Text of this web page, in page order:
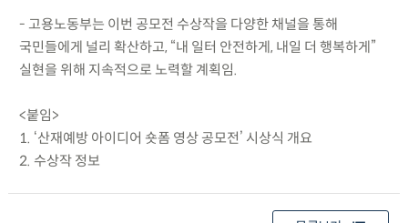
- 고용노동부는 이번 공모전 수상작을 다양한 채널을 통해
국민들에게 널리 확산하고, “내 일터 안전하게, 내일 더 행복하게”
실현을 위해 지속적으로 노력할 계획임.
<붙임>
1. ‘산재예방 아이디어 숏폼 영상 공모전’ 시상식 개요
2. 수상작 정보